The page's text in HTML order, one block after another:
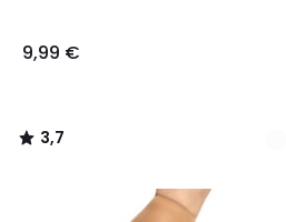
9,99 €
3,7
/